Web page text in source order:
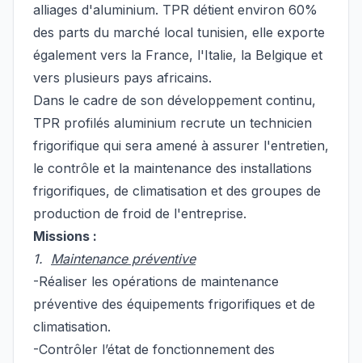
alliages d'aluminium. TPR détient environ 60%
des parts du marché local tunisien, elle exporte
également vers la France, l'Italie, la Belgique et
vers plusieurs pays africains.
Dans le cadre de son développement continu,
TPR profilés aluminium recrute un technicien
frigorifique qui sera amené à assurer l'entretien,
le contrôle et la maintenance des installations
frigorifiques, de climatisation et des groupes de
production de froid de l'entreprise.
Missions :
1. Maintenance préventive
-Réaliser les opérations de maintenance
préventive des équipements frigorifiques et de
climatisation.
-Contrôler l’état de fonctionnement des